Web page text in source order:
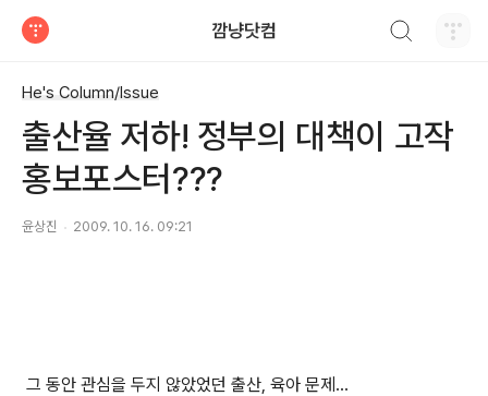
깜냥닷컴
He's Column/Issue
출산율 저하! 정부의 대책이 고작
홍보포스터???
윤상진 2009. 10. 16. 09:21
그 동안 관심을 두지 않았었던 출산, 육아 문제...